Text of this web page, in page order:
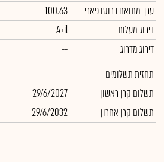
ערך מתואם ברוטו פארי
100.63
דירוג מעלות
A+il
דירוג מדרוג
--
תחזית תשלומים
תשלום קרן ראשון
29/6/2027
תשלום קרן אחרון
29/6/2032